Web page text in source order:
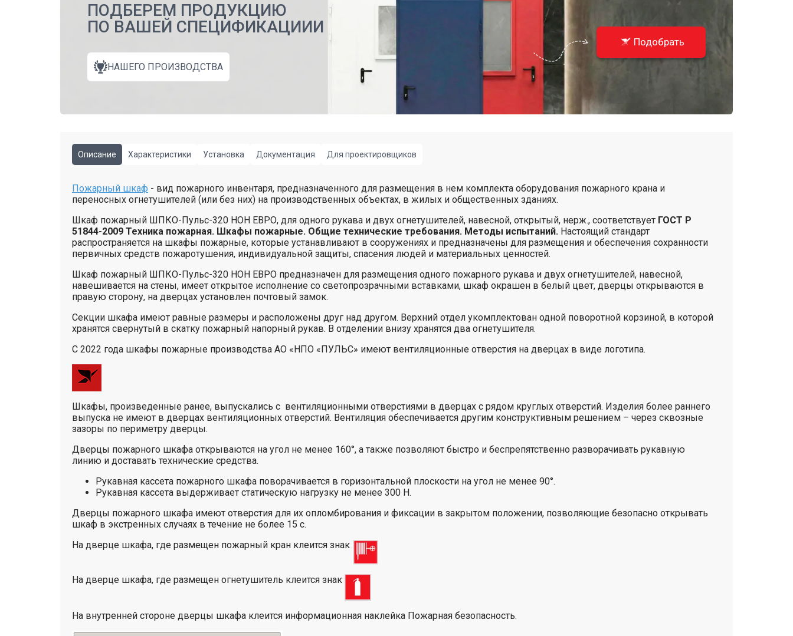
ПОДБЕРЕМ ПРОДУКЦИЮ
ПО ВАШЕЙ СПЕЦИФИКАЦИИИ
НАШЕГО ПРОИЗВОДСТВА
Подобрать
Описание Характеристики Установка Документация Для проектировщиков
Пожарный шкаф - вид пожарного инвентаря, предназначенного для размещения в нем комплекта оборудования пожарного крана и
переносных огнетушителей (или без них) на производственных объектах, в жилых и общественных зданиях.
Шкаф пожарный ШПКО-Пульс-320 НОН ЕВРО, для одного рукава и двух огнетушителей, навесной, открытый, нерж., соответствует ГОСТ Р
51844-2009 Техника пожарная. Шкафы пожарные. Общие технические требования. Методы испытаний. Настоящий стандарт
распространяется на шкафы пожарные, которые устанавливают в сооружениях и предназначены для размещения и обеспечения сохранности
первичных средств пожаротушения, индивидуальной защиты, спасения людей и материальных ценностей.
Шкаф пожарный ШПКО-Пульс-320 НОН ЕВРО предназначен для размещения одного пожарного рукава и двух огнетушителей, навесной,
навешивается на стены, имеет открытое исполнение со светопрозрачными вставками, шкаф окрашен в белый цвет, дверцы открываются в
правую сторону, на дверцах установлен почтовый замок.
Секции шкафа имеют равные размеры и расположены друг над другом. Верхний отдел укомплектован одной поворотной корзиной, в которой
хранятся свернутый в скатку пожарный напорный рукав. В отделении внизу хранятся два огнетушителя.
С 2022 года шкафы пожарные производства АО «НПО «ПУЛЬС» имеют вентиляционные отверстия на дверцах в виде логотипа.
Шкафы, произведенные ранее, выпускались с вентиляционными отверстиями в дверцах с рядом круглых отверстий. Изделия более раннего
выпуска не имеют в дверцах вентиляционных отверстий. Вентиляция обеспечивается другим конструктивным решением – через сквозные
зазоры по периметру дверцы.
Дверцы пожарного шкафа открываются на угол не менее 160°, а также позволяют быстро и беспрепятственно разворачивать рукавную
линию и доставать технические средства.
Рукавная кассета пожарного шкафа поворачивается в горизонтальной плоскости на угол не менее 90°.
Рукавная кассета выдерживает статическую нагрузку не менее 300 Н.
Дверцы пожарного шкафа имеют отверстия для их опломбирования и фиксации в закрытом положении, позволяющие безопасно открывать
шкаф в экстренных случаях в течение не более 15 с.
На дверце шкафа, где размещен пожарный кран клеится знак
На дверце шкафа, где размещен огнетушитель клеится знак
На внутренней стороне дверцы шкафа клеится информационная наклейка Пожарная безопасность.